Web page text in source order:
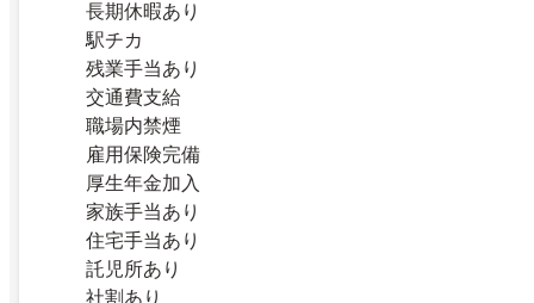
長期休暇あり
駅チカ
残業手当あり
交通費支給
職場内禁煙
雇用保険完備
厚生年金加入
家族手当あり
住宅手当あり
託児所あり
社割あり